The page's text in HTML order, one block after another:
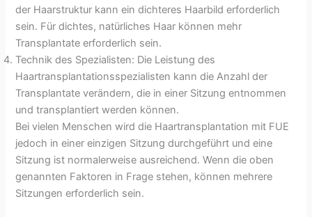
der Haarstruktur kann ein dichteres Haarbild erforderlich
sein. Für dichtes, natürliches Haar können mehr
Transplantate erforderlich sein.
Technik des Spezialisten: Die Leistung des
Haartransplantationsspezialisten kann die Anzahl der
Transplantate verändern, die in einer Sitzung entnommen
und transplantiert werden können.
Bei vielen Menschen wird die Haartransplantation mit FUE
jedoch in einer einzigen Sitzung durchgeführt und eine
Sitzung ist normalerweise ausreichend. Wenn die oben
genannten Faktoren in Frage stehen, können mehrere
Sitzungen erforderlich sein.